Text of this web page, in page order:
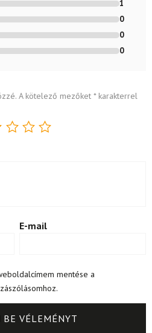
1
0
0
0
A kötelező mezőket *karakterrel
E-mail
mentése a